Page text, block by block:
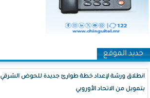
جديد الموقع
انطلاق ورشة لإعداد خطة طوارئ جديدة للحوض الشرقي
بتمويل من الاتحاد الأوروبي